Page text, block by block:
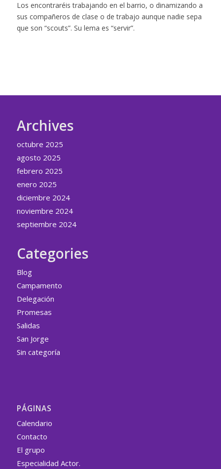
Los encontraréis trabajando en el barrio, o dinamizando a
sus compañeros de clase o de trabajo aunque nadie sepa
que son “scouts”. Su lema es “servir”.
Archives
octubre 2025
agosto 2025
febrero 2025
enero 2025
diciembre 2024
noviembre 2024
septiembre 2024
Categories
Blog
Campamento
Delegación
Promesas
Salidas
San Jorge
Sin categoría
PÁGINAS
Calendario
Contacto
El grupo
Especialidad Actor.